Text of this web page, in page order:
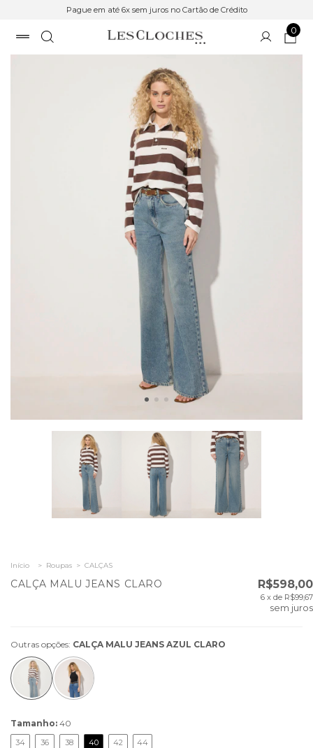
Pague em até 6x sem juros no Cartão de Crédito
0
Início > Roupas > CALÇAS
CALÇA MALU JEANS CLARO R$598,00
6 x de R$99,67
sem juros
Outras opções: CALÇA MALU JEANS AZUL CLARO
Tamanho: 40
34 36 38 40 42 44